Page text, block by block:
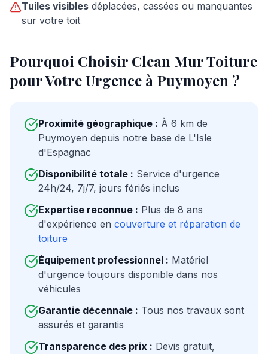
Tuiles visibles déplacées, cassées ou manquantes
sur votre toit
Pourquoi Choisir Clean Mur Toiture
pour Votre Urgence à Puymoyen ?
Proximité géographique : À 6 km de
Puymoyen depuis notre base de L'Isle
d'Espagnac
Disponibilité totale : Service d'urgence
24h/24, 7j/7, jours fériés inclus
Expertise reconnue : Plus de 8 ans
d'expérience en couverture et réparation de
toiture
Équipement professionnel : Matériel
d'urgence toujours disponible dans nos
véhicules
Garantie décennale : Tous nos travaux sont
assurés et garantis
Transparence des prix : Devis gratuit,